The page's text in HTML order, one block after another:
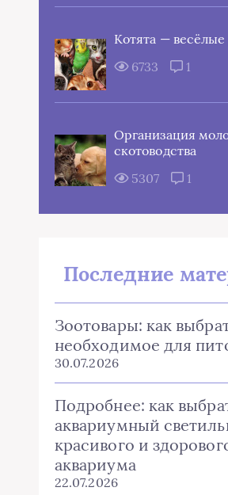
Котята — весёлые
6733
1
Организация
скотоводства
5307
1
Последние
Зоотовары: как
необходимое для
30.07.2026
Подробнее: как
аквариумный
красивого и
аквариума
22.07.2026